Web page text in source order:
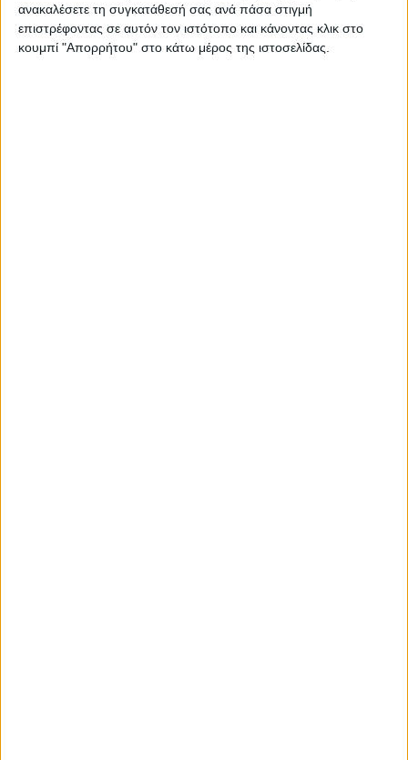
ανακαλέσετε τη συγκατάθεσή σας ανά πάσα στιγμή
επιστρέφοντας σε αυτόν τον ιστότοπο και κάνοντας κλικ στο
κουμπί "Απορρήτου" στο κάτω μέρος της ιστοσελίδας.
ΝΕΟΣ ΑΓΩΝ